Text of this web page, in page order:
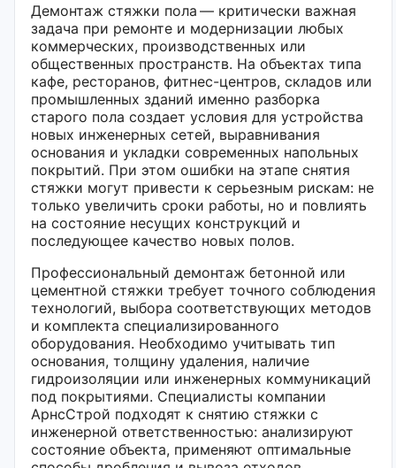
Демонтаж стяжки пола — критически важная
задача при ремонте и модернизации любых
коммерческих, производственных или
общественных пространств. На объектах типа
кафе, ресторанов, фитнес-центров, складов или
промышленных зданий именно разборка
старого пола создает условия для устройства
новых инженерных сетей, выравнивания
основания и укладки современных напольных
покрытий. При этом ошибки на этапе снятия
стяжки могут привести к серьезным рискам: не
только увеличить сроки работы, но и повлиять
на состояние несущих конструкций и
последующее качество новых полов.
Профессиональный демонтаж бетонной или
цементной стяжки требует точного соблюдения
технологий, выбора соответствующих методов
и комплекта специализированного
оборудования. Необходимо учитывать тип
основания, толщину удаления, наличие
гидроизоляции или инженерных коммуникаций
под покрытиями. Специалисты компании
АрнсСтрой подходят к снятию стяжки с
инженерной ответственностью: анализируют
состояние объекта, применяют оптимальные